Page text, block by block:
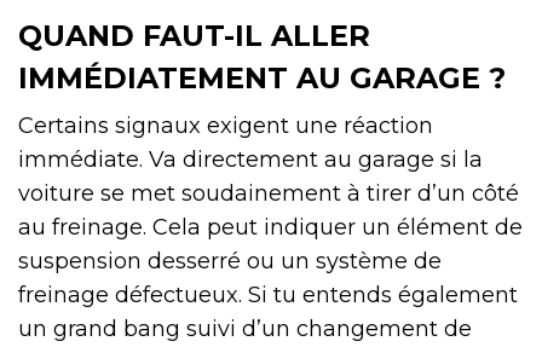
QUAND FAUT-IL ALLER
IMMÉDIATEMENT AU GARAGE ?
Certains signaux exigent une réaction
immédiate. Va directement au garage si la
voiture se met soudainement à tirer d’un côté
au freinage. Cela peut indiquer un élément de
suspension desserré ou un système de
freinage défectueux. Si tu entends également
un grand bang suivi d’un changement de